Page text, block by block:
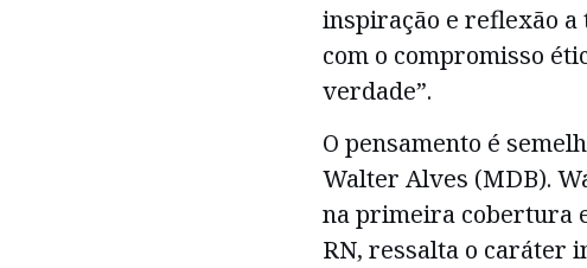
inspiração e reflexão a
com o compromisso
verdade”.
O pensamento é
Walter Alves (MDB).
na primeira cobertura
RN, ressalta o caráter